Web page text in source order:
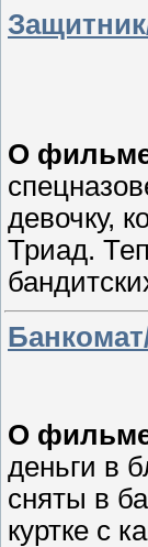
О
девочку,
Триад.
О
деньги в
сняты в
куртке с